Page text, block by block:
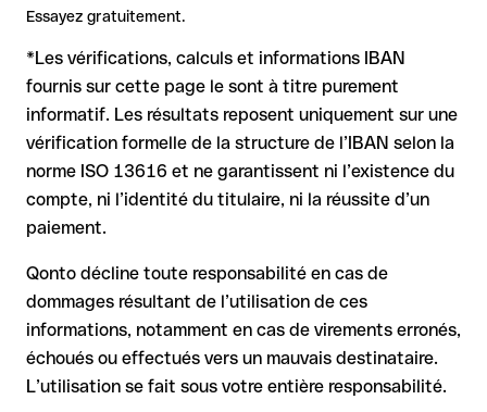
USD, GBP), des frais de change peuvent s'appliquer.
Renseignez-vous à l'avance auprès de Rabobank Nederland
sur les conditions en vigueur.
confirmer l'IBAN par écrit, surtout pour une nouvelle relation
compte ne peut être vérifiée que par Rabobank Nederland
elle-même ou par un virement test.
Dans ce cas :
la banque réceptrice doit coopérer au retour des fonds
votre banque peut initier une procédure de rappel sur
demande
le remboursement n’est pas garanti, surtout si les fonds ont
déjà été retirés
pour les virements hors SEPA, la récupération est plus
complexe et peut entraîner des frais
Recommandation: vérifiez systématiquement chaque IBAN
avant un virement (via un outil de vérification) et confirmez-le
directement auprès du bénéficiaire en cas de doute. Cette
précaution est essentielle, en particulier pour des montants
Essayez gratuitement.
*Les vérifications, calculs et informations IBAN
fournis sur cette page le sont à titre purement
informatif. Les résultats reposent uniquement sur une
vérification formelle de la structure de l’IBAN selon la
norme ISO 13616 et ne garantissent ni l’existence du
compte, ni l’identité du titulaire, ni la réussite d’un
paiement.
Qonto décline toute responsabilité en cas de
dommages résultant de l’utilisation de ces
informations, notamment en cas de virements erronés,
échoués ou effectués vers un mauvais destinataire.
L’utilisation se fait sous votre entière responsabilité.